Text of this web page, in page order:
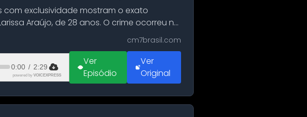
exclusividade mostram o exato
Araújo, de 28 anos. O crime ocorreu na
cm7brasil.com
0:00 / 2:29
powered by VOICEXPRESS
Ver
Episódio
Ver
Original